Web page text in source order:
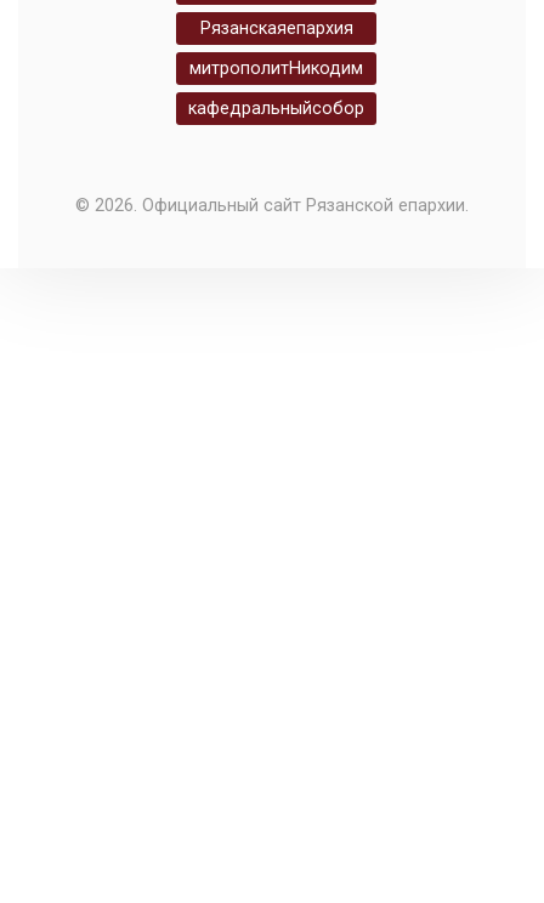
Рязанскаяепархия
митрополитНикодим
кафедральныйсобор
© 2026. Официальный сайт Рязанской епархии.